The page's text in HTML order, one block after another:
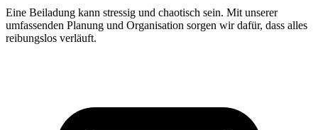
Eine Beiladung kann stressig und chaotisch sein. Mit unserer
umfassenden Planung und Organisation sorgen wir dafür, dass alles
reibungslos verläuft.